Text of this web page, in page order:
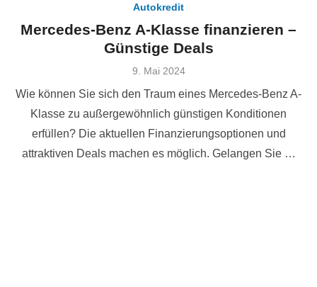
Autokredit
Mercedes-Benz A-Klasse finanzieren –
Günstige Deals
Veröffentlicht
9. Mai 2024
Wie können Sie sich den Traum eines Mercedes-Benz A-
Klasse zu außergewöhnlich günstigen Konditionen
erfüllen? Die aktuellen Finanzierungsoptionen und
attraktiven Deals machen es möglich. Gelangen Sie …